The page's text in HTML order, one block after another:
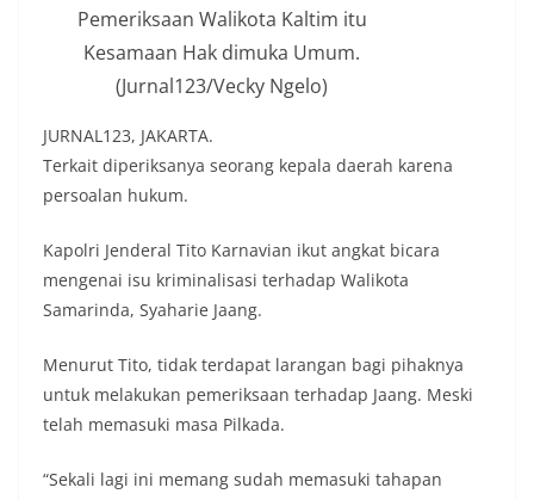
Pemeriksaan Walikota Kaltim itu
Kesamaan Hak dimuka Umum.
(Jurnal123/Vecky Ngelo)
JURNAL123, JAKARTA.
Terkait diperiksanya seorang kepala daerah karena
persoalan hukum.
Kapolri Jenderal Tito Karnavian ikut angkat bicara
mengenai isu kriminalisasi terhadap Walikota
Samarinda, Syaharie Jaang.
Menurut Tito, tidak terdapat larangan bagi pihaknya
untuk melakukan pemeriksaan terhadap Jaang. Meski
telah memasuki masa Pilkada.
“Sekali lagi ini memang sudah memasuki tahapan